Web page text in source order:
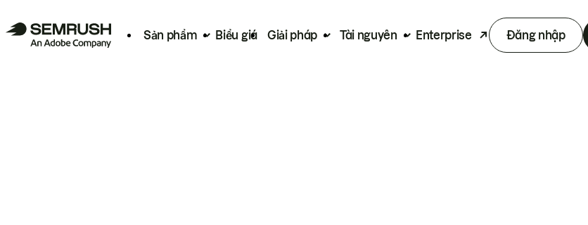
Sản phẩm Biểu giá Giải pháp Tài nguyên Enterprise Đăng nhập